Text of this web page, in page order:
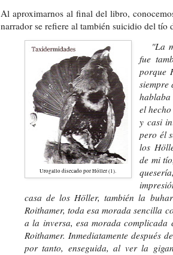
Al aproximarnos al final del libro,
narrador se refiere al también suicidio del tío
Urogallo disecado por Höller (1).
"La
fue
porque
siempre
el
y casi
pero él
los
de mi
casa de los Höller, también la
Roithamer, toda esa morada sencilla
a la inversa, esa morada complicada
Roithamer. Inmediatamente después
por tanto, enseguida, al ver la